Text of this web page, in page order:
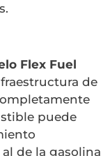
Flex Fuel
de
puede
de la gasolina